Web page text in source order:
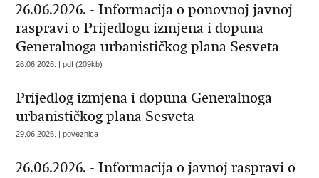
26.06.2026. - Informacija o ponovnoj javnoj
raspravi o Prijedlogu izmjena i dopuna
Generalnoga urbanističkog plana Sesveta
26.06.2026. | pdf (209kb)
Prijedlog izmjena i dopuna Generalnoga
urbanističkog plana Sesveta
29.06.2026. | poveznica
26.06.2026. - Informacija o javnoj raspravi o